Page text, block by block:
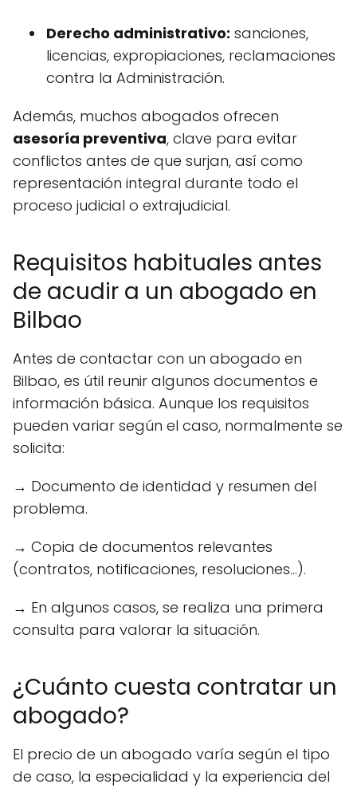
Derecho administrativo: sanciones,
licencias, expropiaciones, reclamaciones
contra la Administración.
Además, muchos abogados ofrecen
asesoría preventiva, clave para evitar
conflictos antes de que surjan, así como
representación integral durante todo el
proceso judicial o extrajudicial.
Requisitos habituales antes
de acudir a un abogado en
Bilbao
Antes de contactar con un abogado en
Bilbao, es útil reunir algunos documentos e
información básica. Aunque los requisitos
pueden variar según el caso, normalmente se
solicita:
→ Documento de identidad y resumen del
problema.
→ Copia de documentos relevantes
(contratos, notificaciones, resoluciones...).
→ En algunos casos, se realiza una primera
consulta para valorar la situación.
¿Cuánto cuesta contratar un
abogado?
El precio de un abogado varía según el tipo
de caso, la especialidad y la experiencia del